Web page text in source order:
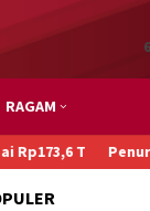
RAGAM
Penurunan